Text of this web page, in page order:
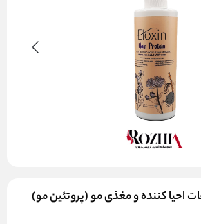
احیا کننده و مغذی مو (پروتئین مو)